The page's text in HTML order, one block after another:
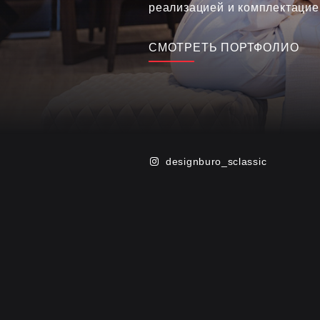
реализацией и
СМОТРЕТЬ ПОРТФОЛИО
designburo_sclassic